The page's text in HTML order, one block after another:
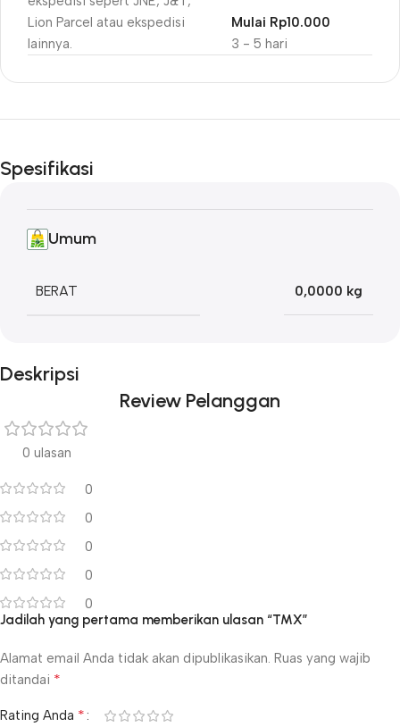
Lion Parcel atau ekspedisi
lainnya.
3 - 5 hari
Mulai Rp10.000
Unbeatable offers
Blowout!
Spesifikasi
Umum
BERAT 0,0000 kg
Deskripsi
Review Pelanggan
0 ulasan
0
0
0
0
0
Jadilah yang pertama memberikan ulasan “TMX”
Alamat email Anda tidak akan dipublikasikan. Ruas yang wajib
ditandai *
Rating Anda *